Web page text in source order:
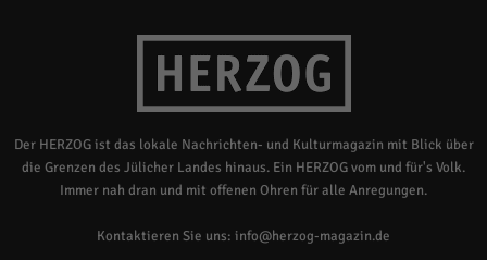
Der HERZOG ist das lokale Nachrichten- und Kulturmagazin mit Blick über
die Grenzen des Jülicher Landes hinaus. Ein HERZOG vom und für's Volk.
Immer nah dran und mit offenen Ohren für alle Anregungen.
Kontaktieren Sie uns: info@herzog-magazin.de